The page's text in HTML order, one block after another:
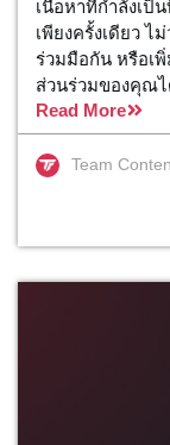
เนื้อหาที่กำลังเ
เพียงครั้งเดียว ไ
ร่วมมือกัน หรือเ
ส่วนร่วมของคุณไ
Read More
Team